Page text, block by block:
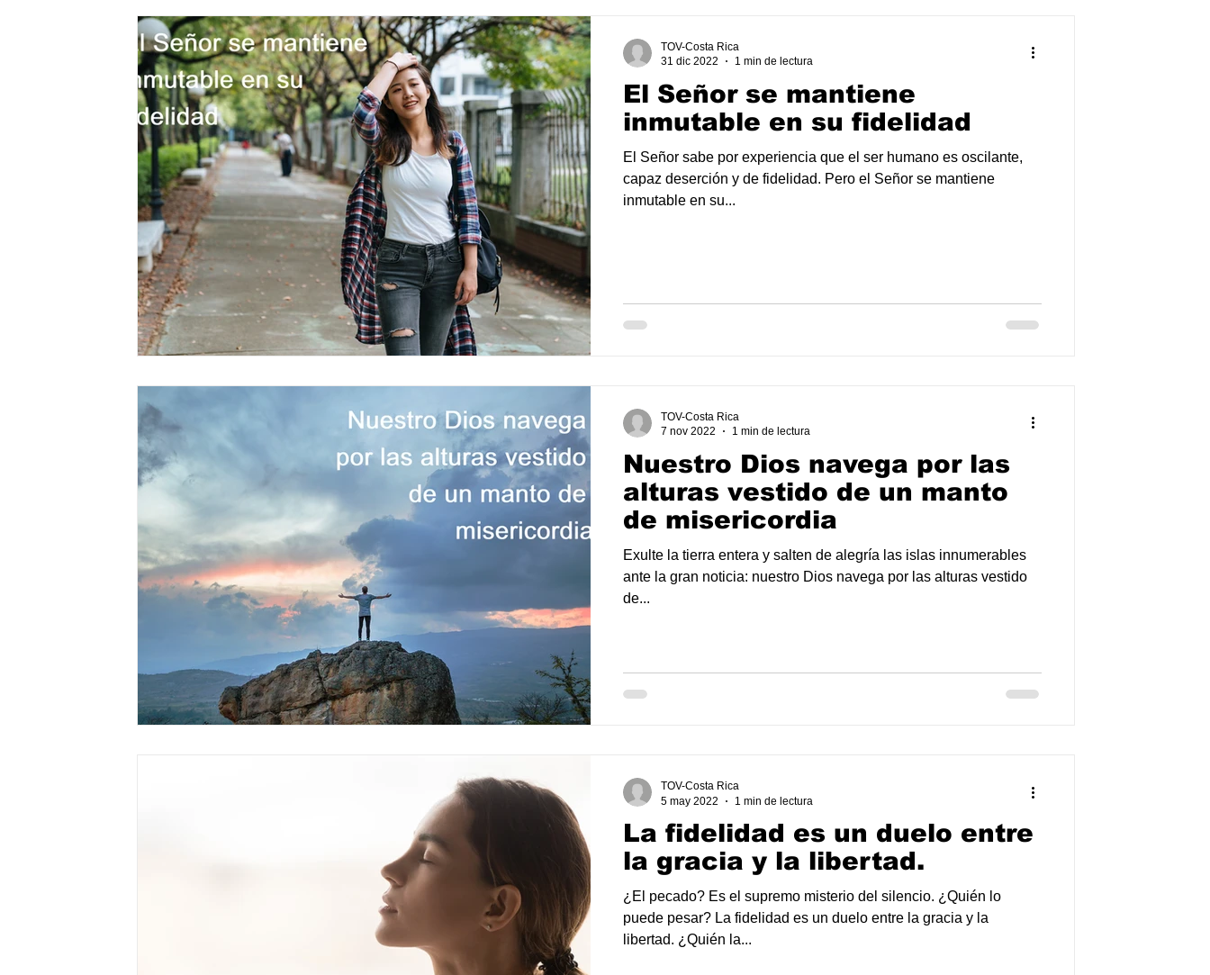
El Señor se mantiene
inmutable en su fidelidad
El Señor sabe por experiencia que el ser humano es oscilante,
capaz deserción y de fidelidad. Pero el Señor se mantiene
inmutable en su...
TOV-Costa Rica
31 dic 2022
1 min de lectura
Nuestro Dios navega por las
alturas vestido de un manto
de misericordia
Exulte la tierra entera y salten de alegría las islas innumerables
ante la gran noticia: nuestro Dios navega por las alturas vestido
de...
TOV-Costa Rica
7 nov 2022
1 min de lectura
La fidelidad es un duelo entre
la gracia y la libertad.
¿El pecado? Es el supremo misterio del silencio. ¿Quién lo
puede pesar? La fidelidad es un duelo entre la gracia y la
libertad. ¿Quién la...
TOV-Costa Rica
5 may 2022
1 min de lectura